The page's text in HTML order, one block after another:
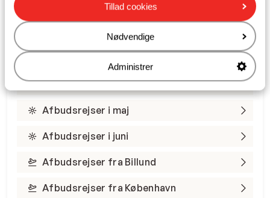
Tillad cookies
Nødvendige
Administrer
Afbudsrejser i januar
Afbudsrejser i februar
Afbudsrejser i april
Afbudsrejser i maj
Afbudsrejser i juni
Afbudsrejser fra Billund
Afbudsrejser fra København